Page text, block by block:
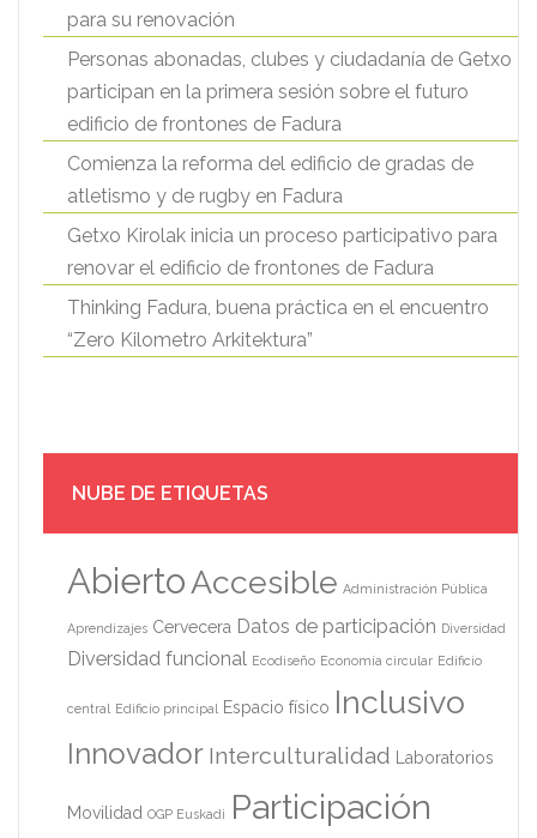
para su renovación
Personas abonadas, clubes y ciudadanía de Getxo
participan en la primera sesión sobre el futuro
edificio de frontones de Fadura
Comienza la reforma del edificio de gradas de
atletismo y de rugby en Fadura
Getxo Kirolak inicia un proceso participativo para
renovar el edificio de frontones de Fadura
Thinking Fadura, buena práctica en el encuentro
“Zero Kilometro Arkitektura”
NUBE DE ETIQUETAS
AbiertoAccesible Administración Pública
Aprendizajes Cervecera Datos de participación Diversidad
Diversidad funcional Ecodiseño Economía circular Edificio
central Edificio principal Espacio físico Inclusivo
Innovador Interculturalidad Laboratorios
Movilidad OGP Euskadi Participación